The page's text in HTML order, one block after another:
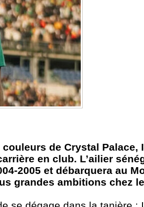
de Crystal Palace,
en club. L’ailier
2005 et débarquera au
grandes ambitions chez